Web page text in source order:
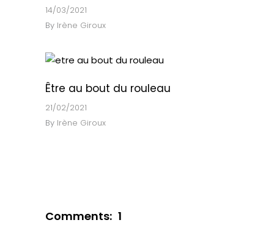
14/03/2021
By Irène Giroux
Être au bout du rouleau
21/02/2021
By Irène Giroux
Comments: 1